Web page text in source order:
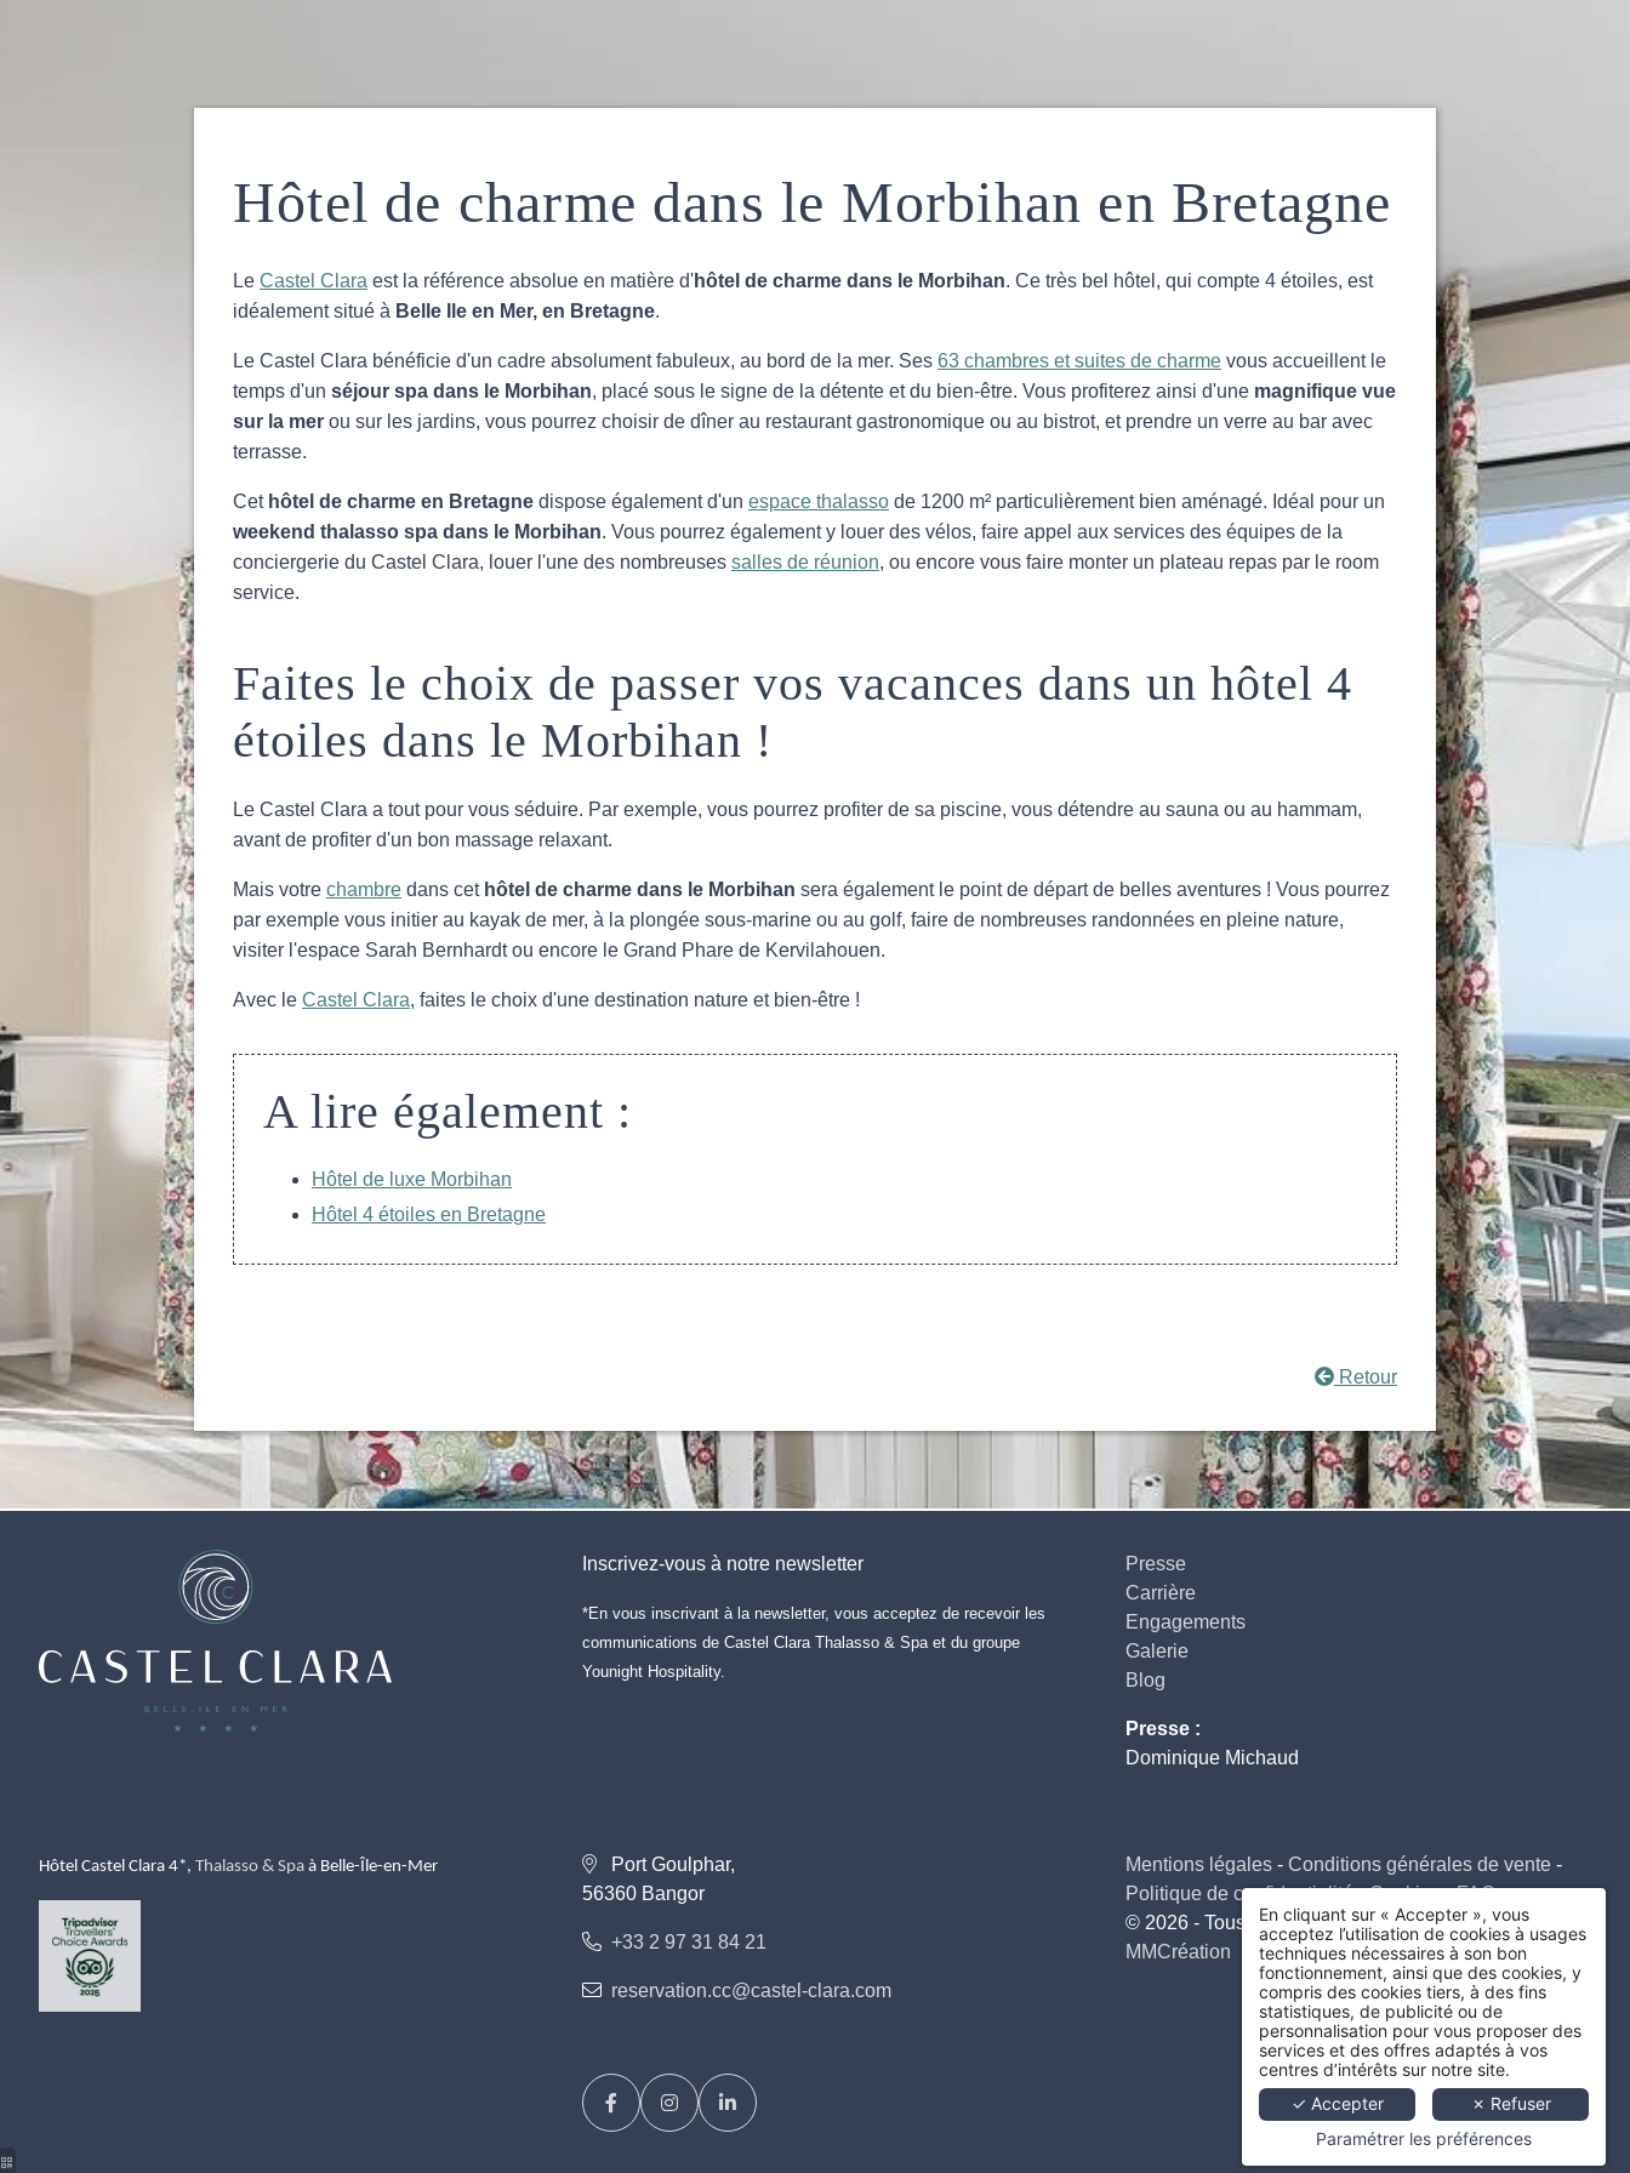
Hôtel de charme dans le Morbihan en Bretagne
Le Castel Clara est la référence absolue en matière d'hôtel de charme dans le Morbihan. Ce très bel hôtel, qui compte 4 étoiles, est
idéalement situé à Belle Ile en Mer, en Bretagne.
Le Castel Clara bénéficie d'un cadre absolument fabuleux, au bord de la mer. Ses 63 chambres et suites de charme vous accueillent le
temps d'un séjour spa dans le Morbihan, placé sous le signe de la détente et du bien-être. Vous profiterez ainsi d'une magnifique vue
sur la mer ou sur les jardins, vous pourrez choisir de dîner au restaurant gastronomique ou au bistrot, et prendre un verre au bar avec
terrasse.
Cet hôtel de charme en Bretagne dispose également d'un espace thalasso de 1200 m² particulièrement bien aménagé. Idéal pour un
weekend thalasso spa dans le Morbihan. Vous pourrez également y louer des vélos, faire appel aux services des équipes de la
conciergerie du Castel Clara, louer l'une des nombreuses salles de réunion, ou encore vous faire monter un plateau repas par le room
service.
Faites le choix de passer vos vacances dans un hôtel 4
étoiles dans le Morbihan !
Le Castel Clara a tout pour vous séduire. Par exemple, vous pourrez profiter de sa piscine, vous détendre au sauna ou au hammam,
avant de profiter d'un bon massage relaxant.
Mais votre chambre dans cet hôtel de charme dans le Morbihan sera également le point de départ de belles aventures ! Vous pourrez
par exemple vous initier au kayak de mer, à la plongée sous-marine ou au golf, faire de nombreuses randonnées en pleine nature,
visiter l'espace Sarah Bernhardt ou encore le Grand Phare de Kervilahouen.
Avec le Castel Clara, faites le choix d'une destination nature et bien-être !
A lire également :
Hôtel de luxe Morbihan
Hôtel 4 étoiles en Bretagne
Retour
Inscrivez-vous à notre newsletter
*En vous inscrivant à la newsletter, vous acceptez de recevoir les
communications de Castel Clara Thalasso & Spa et du groupe
Younight Hospitality.
Presse
Carrière
Engagements
Galerie
Blog
Presse :
Dominique Michaud
Hôtel Castel Clara 4*, Thalasso & Spa à Belle-Île-en-Mer
Port Goulphar,
56360 Bangor
+33 2 97 31 84 21
reservation.cc@castel-clara.com
Mentions légales - Conditions générales de vente -
Politique de confidentialité-Cookies-FAQ
© 2026 - Tous droits réservés -Hapidesigned by
MMCréation
En cliquant sur « Accepter », vous
acceptez l’utilisation de cookies à usages
techniques nécessaires à son bon
fonctionnement, ainsi que des cookies, y
compris des cookies tiers, à des fins
statistiques, de publicité ou de
personnalisation pour vous proposer des
services et des offres adaptés à vos
centres d’intérêts sur notre site.
✓ Accepter
✗ Refuser
Paramétrer les préférences